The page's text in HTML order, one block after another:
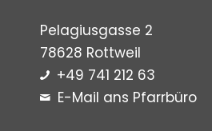
Pelagiusgasse 2
78628 Rottweil
+49 741 212 63
E-Mail ans Pfarrbüro